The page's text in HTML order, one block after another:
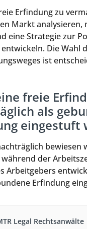
Erfindung zu
Markt analysieren,
eine Strategie zur
Die Wahl
ist
freie
als
eingestuft
bewiesen
der
Arbeitgebers
Erfindung
Legal Rechtsanwälte